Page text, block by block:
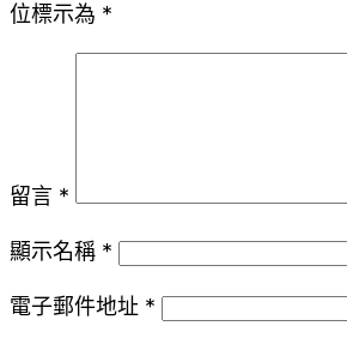
位標示為 *
留言 *
顯示名稱 *
電子郵件地址 *